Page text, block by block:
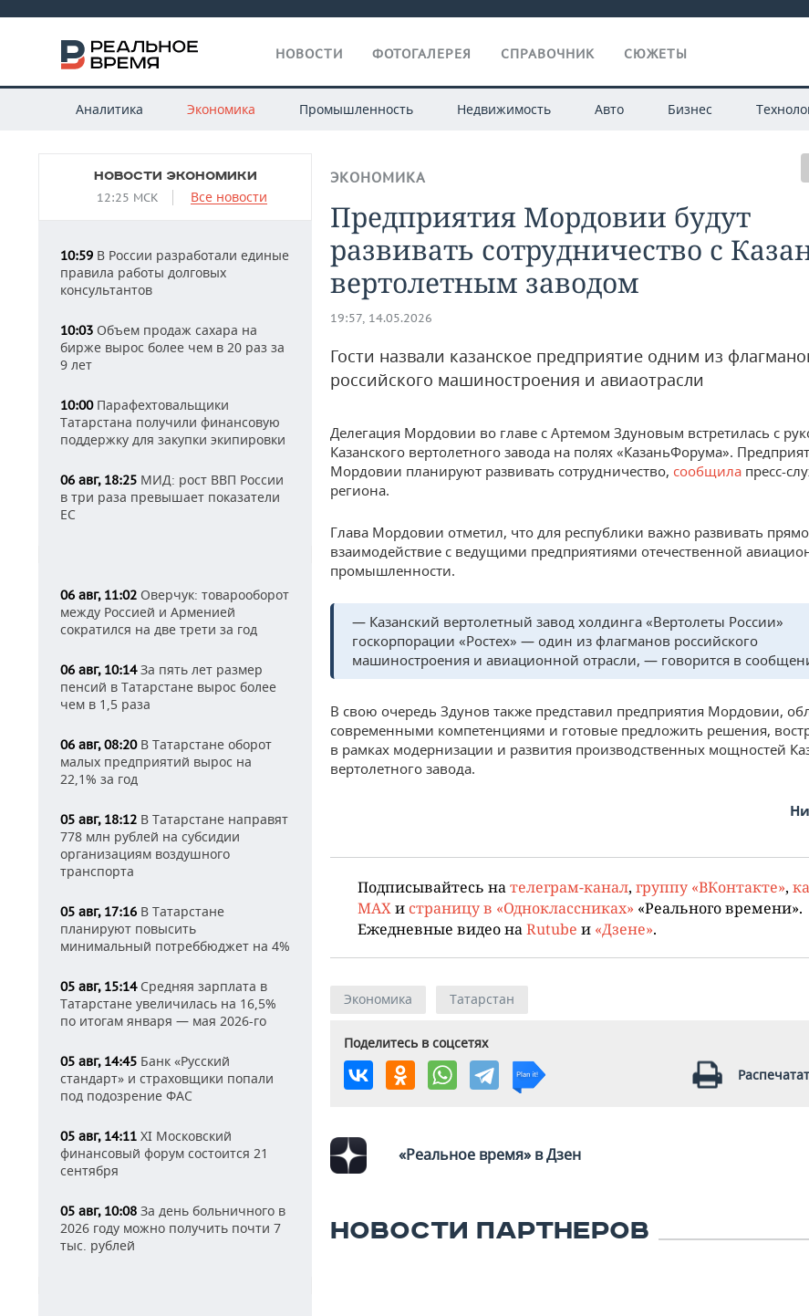
НОВОСТИ ФОТОГАЛЕРЕЯ СПРАВОЧНИК СЮЖЕТЫ
Аналитика Экономика Промышленность Недвижимость Авто Бизнес
НОВОСТИ ЭКОНОМИКИ
12:25 МСК Все новости
10:59 В России разработали единые
правила работы долговых
консультантов
10:03 Объем продаж сахара на
бирже вырос более чем в 20 раз за
9 лет
10:00Парафехтовальщики
Татарстана получили финансовую
поддержку для закупки экипировки
06 авг, 18:25 МИД: рост ВВП России
в три раза превышает показатели
ЕС
06 авг, 11:02 Оверчук: товарооборот
между Россией и Арменией
сократился на две трети за год
06 авг, 10:14За пять лет размер
пенсий в Татарстане вырос более
чем в 1,5 раза
06 авг, 08:20В Татарстане оборот
малых предприятий вырос на
22,1% за год
05 авг, 18:12 В Татарстане направят
778 млн рублей на субсидии
организациям воздушного
транспорта
05 авг, 17:16 В Татарстане
планируют повысить
минимальный потреббюджет на 4%
05 авг, 15:14Средняя зарплата в
Татарстане увеличилась на 16,5%
по итогам января — мая 2026-го
05 авг, 14:45 Банк «Русский
стандарт» и страховщики попали
под подозрение ФАС
05 авг, 14:11 XI Московский
финансовый форум состоится 21
сентября
05 авг, 10:08 За день больничного в
2026 году можно получить почти 7
тыс. рублей
ЭКОНОМИКА
Предприятия Мордовии будут
развивать сотрудничество с
вертолетным заводом
19:57, 14.05.2026
Гости назвали казанское предприятие одним из
российского машиностроения и авиаотрасли
Делегация Мордовии во главе с Артемом Здуновым встретилась с
Казанского вертолетного завода на полях «КазаньФорума».
Мордовии планируют развивать сотрудничество, сообщила пресс-
региона.
Глава Мордовии отметил, что для республики важно развивать
взаимодействие с ведущими предприятиями отечественной
промышленности.
— Казанский вертолетный завод холдинга «Вертолеты России»
госкорпорации «Ростех» — один из флагманов российского
машиностроения и авиационной отрасли, — говорится в
В свою очередь Здунов также представил предприятия Мордовии,
современными компетенциями и готовые предложить решения,
в рамках модернизации и развития производственных мощностей
вертолетного завода.
Подписывайтесь на телеграм-канал, группу «ВКонтакте»,
MAX и страницу в «Одноклассниках» «Реального времени».
Ежедневные видео на Rutube и «Дзене».
Экономика Татарстан
Поделитесь в соцсетях
«Реальное время» в Дзен
НОВОСТИ ПАРТНЕРОВ